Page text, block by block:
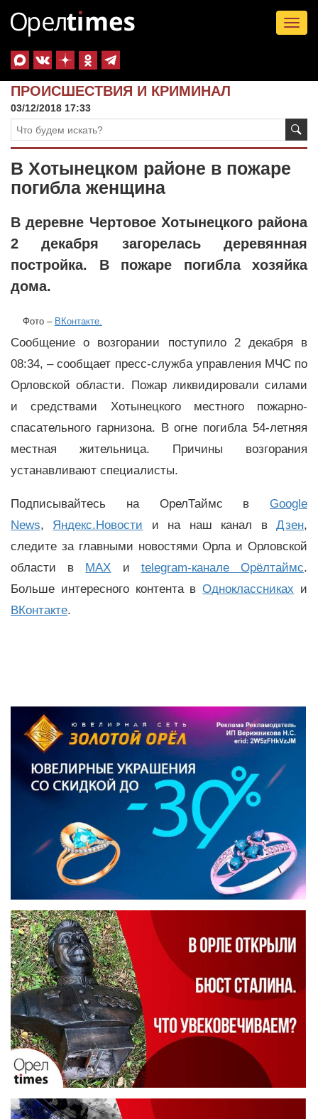
ПРОИСШЕСТВИЯ И КРИМИНАЛ
03/12/2018 17:33
В Хотынецком районе в пожаре
погибла женщина
В деревне Чертовое Хотынецкого района
2 декабря загорелась деревянная
постройка. В пожаре погибла хозяйка
дома.
Фото – ВКонтакте.
Сообщение о возгорании поступило 2 декабря в
08:34, – сообщает пресс-служба управления МЧС по
Орловской области. Пожар ликвидировали силами
и средствами Хотынецкого местного пожарно-
спасательного гарнизона. В огне погибла 54-летняя
местная жительница. Причины возгорания
устанавливают специалисты.
Подписывайтесь на ОрелТаймс в Google
News, Яндекс.Новости и на наш канал вДзен,
следите за главными новостями Орла и Орловской
области в MAX и telegram-канале Орёлтаймс.
Больше интересного контента вОдноклассниках и
ВКонтакте.